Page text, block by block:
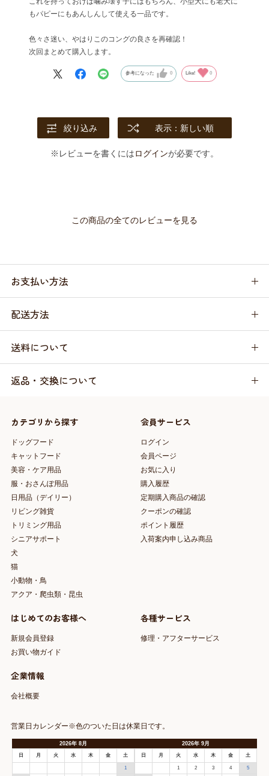
もパピーにもあんしんして使える一品です。
色々さ迷い、やはりこのコングの良さを再確認！
次回まとめて購入します。
参考になった 0 Like! 0
絞り込み 表示：新しい順
※レビューを書くにはログインが必要です。
この商品の全てのレビューを見る
お支払い方法
配送方法
送料について
返品・交換について
カテゴリから探す
ドッグフード
キャットフード
美容・ケア用品
服・おさんぽ用品
日用品（デイリー）
リビング雑貨
トリミング用品
シニアサポート
犬
猫
小動物・鳥
アクア・爬虫類・昆虫
会員サービス
ログイン
会員ページ
お気に入り
購入履歴
定期購入商品の確認
クーポンの確認
ポイント履歴
入荷案内申し込み商品
はじめてのお客様へ
新規会員登録
お買い物ガイド
各種サービス
修理・アフターサービス
企業情報
会社概要
営業日カレンダー※色のついた日は休業日です。
2026年 8月
日 月 火 水 木 金 土
1
2026年9月
日 月 火 水 木 金 土
1 2 3 4 5